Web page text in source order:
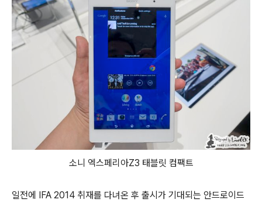
소니 엑스페리아Z3 태블릿 컴팩트
일전에 IFA 2014 취재를 다녀온 후 출시가 기대되는 안드로이드